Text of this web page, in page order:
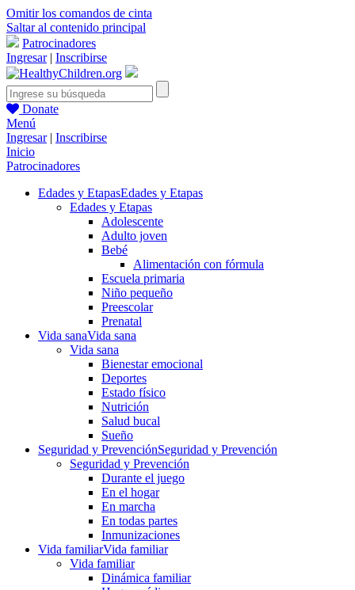
Omitir los comandos de cinta
Saltar al contenido principal
Patrocinadores
Ingresar| Inscribirse
Donate
Menú
Ingresar| Inscribirse
Inicio
Patrocinadores
Edades y EtapasEdades y Etapas
Edades y Etapas
Adolescente
Adulto joven
Bebé
Alimentación con fórmula
Escuela primaria
Niño pequeño
Preescolar
Prenatal
Vida sanaVida sana
Vida sana
Bienestar emocional
Deportes
Estado físico
Nutrición
Salud bucal
Sueño
Seguridad y PrevenciónSeguridad y Prevención
Seguridad y Prevención
Durante el juego
En el hogar
En marcha
En todas partes
Inmunizaciones
Vida familiarVida familiar
Vida familiar
Dinámica familiar